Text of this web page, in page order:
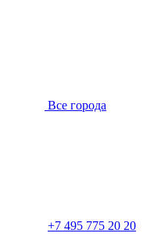
Все города
+7 495 775 20 20